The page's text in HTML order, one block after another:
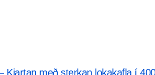
Kjartan með sterkan lokakafla í